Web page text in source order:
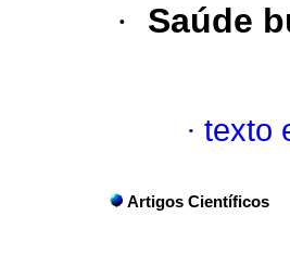
· Saúde
· texto
Artigos Científicos